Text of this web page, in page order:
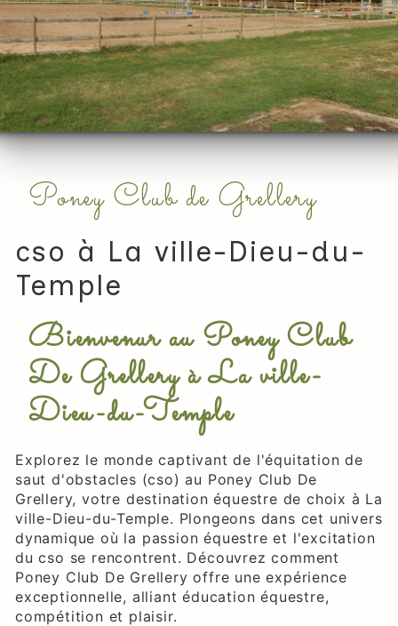
Poney Club de Grellery
cso à La ville-Dieu-du-
Temple
Bienvenur au Poney Club
De Grellery à La ville-
Dieu-du-Temple
Explorez le monde captivant de l'équitation de
saut d'obstacles (cso) au Poney Club De
Grellery, votre destination équestre de choix à La
ville-Dieu-du-Temple. Plongeons dans cet univers
dynamique où la passion équestre et l'excitation
du cso se rencontrent. Découvrez comment
Poney Club De Grellery offre une expérience
exceptionnelle, alliant éducation équestre,
compétition et plaisir.